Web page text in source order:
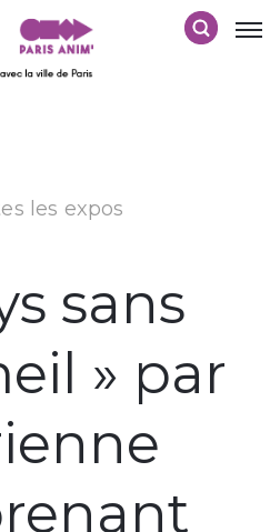
les expos
sans
» par